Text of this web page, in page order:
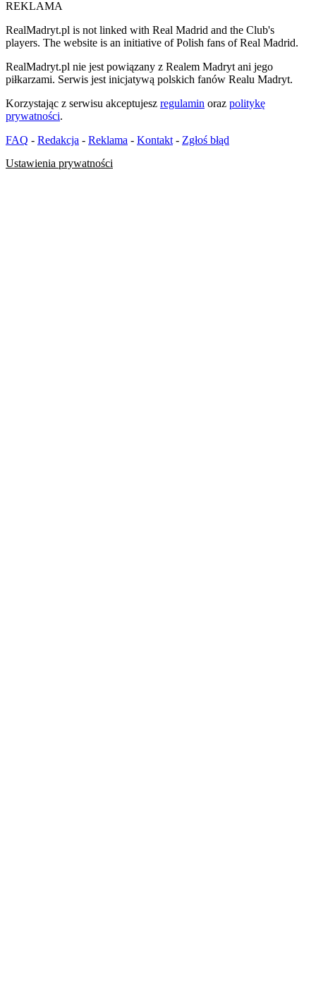
REKLAMA
RealMadryt.pl is not linked with Real Madrid and the Club's
players. The website is an initiative of Polish fans of Real Madrid.
RealMadryt.pl nie jest powiązany z Realem Madryt ani jego
piłkarzami. Serwis jest inicjatywą polskich fanów Realu Madryt.
Korzystając z serwisu akceptujesz regulamin oraz politykę
prywatności.
FAQ - Redakcja - Reklama - Kontakt - Zgłoś błąd
Ustawienia prywatności